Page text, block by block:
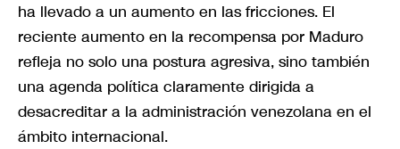
ha llevado a un aumento en las fricciones. El
reciente aumento en la recompensa por Maduro
refleja no solo una postura agresiva, sino también
una agenda política claramente dirigida a
desacreditar a la administración venezolana en el
ámbito internacional.